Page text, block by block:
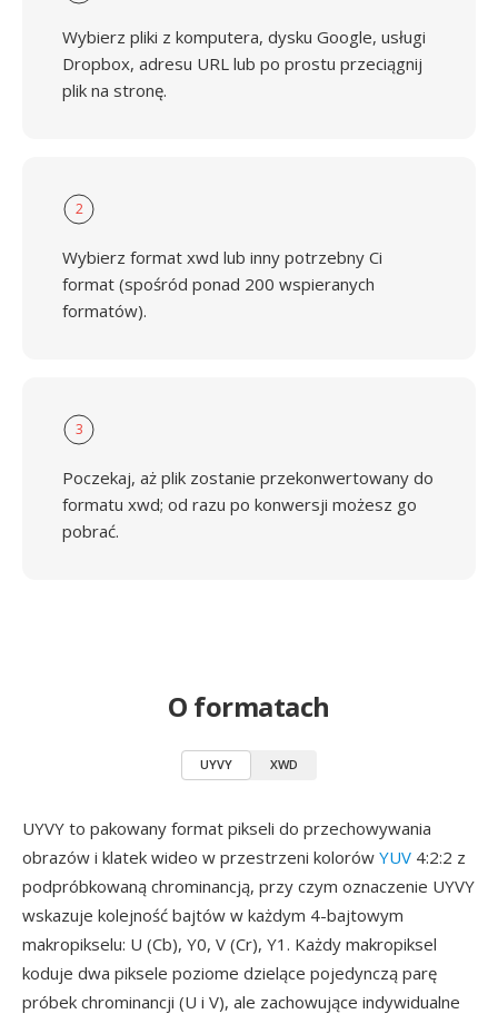
Wybierz pliki z komputera, dysku Google, usługi
Dropbox, adresu URL lub po prostu przeciągnij
plik na stronę.
2
Wybierz format xwd lub inny potrzebny Ci
format (spośród ponad 200 wspieranych
formatów).
3
Poczekaj, aż plik zostanie przekonwertowany do
formatu xwd; od razu po konwersji możesz go
pobrać.
O formatach
UYVY XWD
UYVY to pakowany format pikseli do przechowywania
obrazów i klatek wideo w przestrzeni kolorów YUV 4:2:2 z
podpróbkowaną chrominancją, przy czym oznaczenie UYVY
wskazuje kolejność bajtów w każdym 4-bajtowym
makropikselu: U (Cb), Y0, V (Cr), Y1. Każdy makropiksel
koduje dwa piksele poziome dzielące pojedynczą parę
próbek chrominancji (U i V), ale zachowujące indywidualne